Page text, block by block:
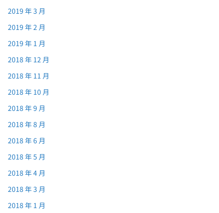
2019 年 3 月
2019 年 2 月
2019 年 1 月
2018 年 12 月
2018 年 11 月
2018 年 10 月
2018 年 9 月
2018 年 8 月
2018 年 6 月
2018 年 5 月
2018 年 4 月
2018 年 3 月
2018 年 1 月